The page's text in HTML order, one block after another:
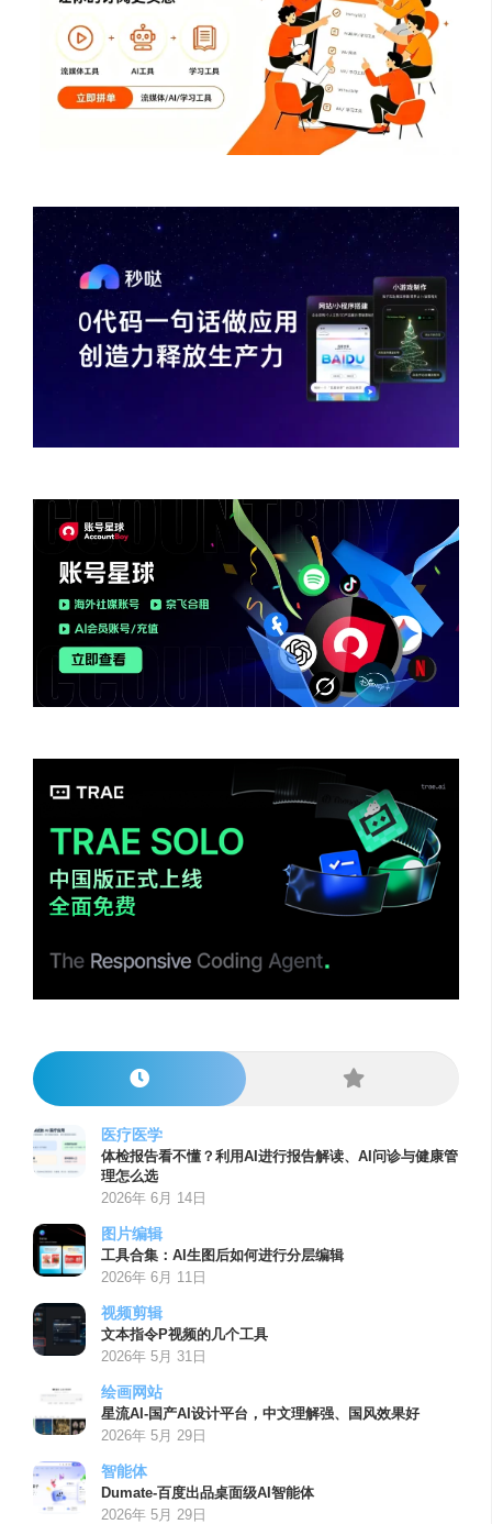
医疗医学
体检报告看不懂？利用AI进行报告解读、AI问诊与健康管
理怎么选
2026年 6月 14日
图片编辑
工具合集：AI生图后如何进行分层编辑
2026年 6月 11日
视频剪辑
文本指令P视频的几个工具
2026年 5月 31日
绘画网站
星流AI-国产AI设计平台，中文理解强、国风效果好
2026年 5月 29日
智能体
Dumate-百度出品桌面级AI智能体
2026年 5月 29日